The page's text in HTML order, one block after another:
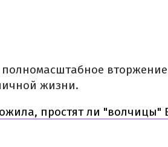
жизни.
простят ли "волчицы"